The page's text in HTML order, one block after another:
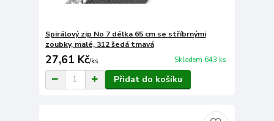
Spirálový zip No 7 délka 65 cm se stříbrnými
zoubky, malé, 312 šedá tmavá
27,61 Kč/ks Skladem 643 ks
Přidat do košíku